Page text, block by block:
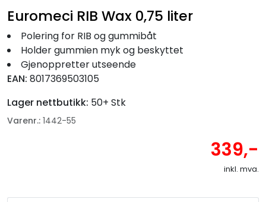
Euromeci RIB Wax 0,75 liter
Polering for RIB og gummibåt
Holder gummien myk og beskyttet
Gjenoppretter utseende
EAN: 8017369503105
Lager nettbutikk: 50+ Stk
Varenr.: 1442-55
339,-
inkl. mva.